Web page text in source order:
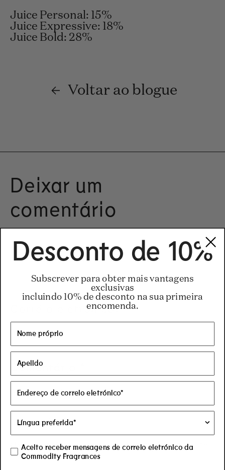
Juice Personal: 15%
Juice Expressive: 18%
Juice Bold: 28%
Voltar ao blogue
Deixar um
comentário
Nome*
Correio eletrónico*
Comentário
Os comentários têm de ser aprovados antes de
serem publicados.
Desconto de 10%
Subscrever para obter mais vantagens
exclusivas
incluindo 10% de desconto na sua primeira
encomenda.
Aceito receber mensagens de correio eletrónico da
Commodity Fragrances